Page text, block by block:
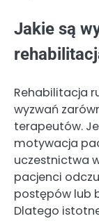
Jakie są
Rehabilitacja
wyzwań
terapeutów.
motywacja
uczestnictwa
pacjenci
postępów lub
Dlatego